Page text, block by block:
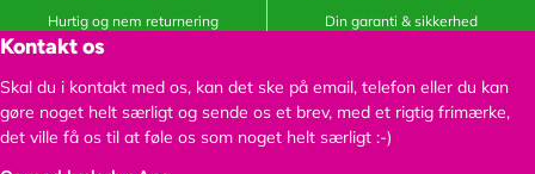
Hurtig og nem returnering Din garanti & sikkerhed
Kontakt os
Skal du i kontakt med os, kan det ske på email, telefon eller du kan
gøre noget helt særligt og sende os et brev, med et rigtig frimærke,
det ville få os til at føle os som noget helt særligt :-)